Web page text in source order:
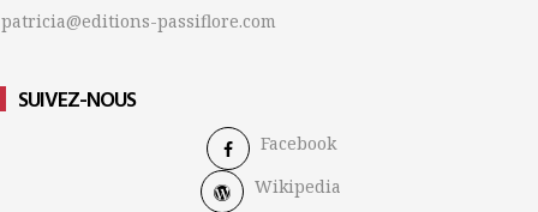
patricia@editions-passiflore.com
SUIVEZ-NOUS
Facebook
Wikipedia